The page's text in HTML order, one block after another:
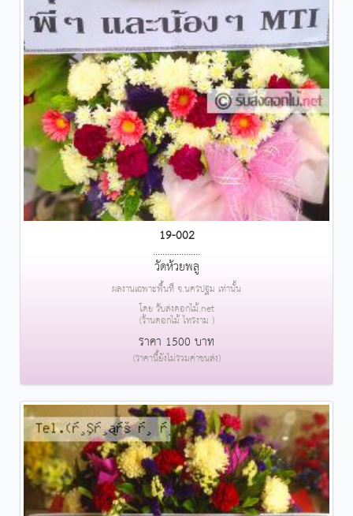
19-002
....................
วัดห้วยพลู
ผลงานเฉพาะพื้นที่ จ.นครปฐม เท่านั้น
โดย รับส่งดอกไม้.net
(ร้านดอกไม้ ไทรงาม )
ราคา 1500 บาท
(ราคานี้ยังไม่รวมค่าขนส่ง)